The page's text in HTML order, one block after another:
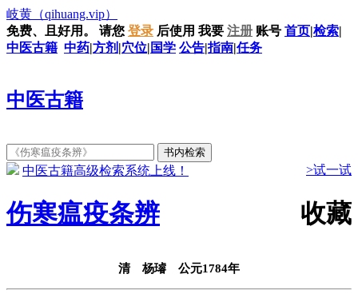
岐黄 （qihuang.vip）
免费、且好用。
请您 登录 后使用 我要 注册 账号 首页|检索|
中医古籍 中药|方剂 |穴位| 国学 公告|指南|任务
中医古籍
中医古籍高级检索系统上线！ >试一试
伤寒瘟疫条辨 收藏
清 杨璿 公元1784年